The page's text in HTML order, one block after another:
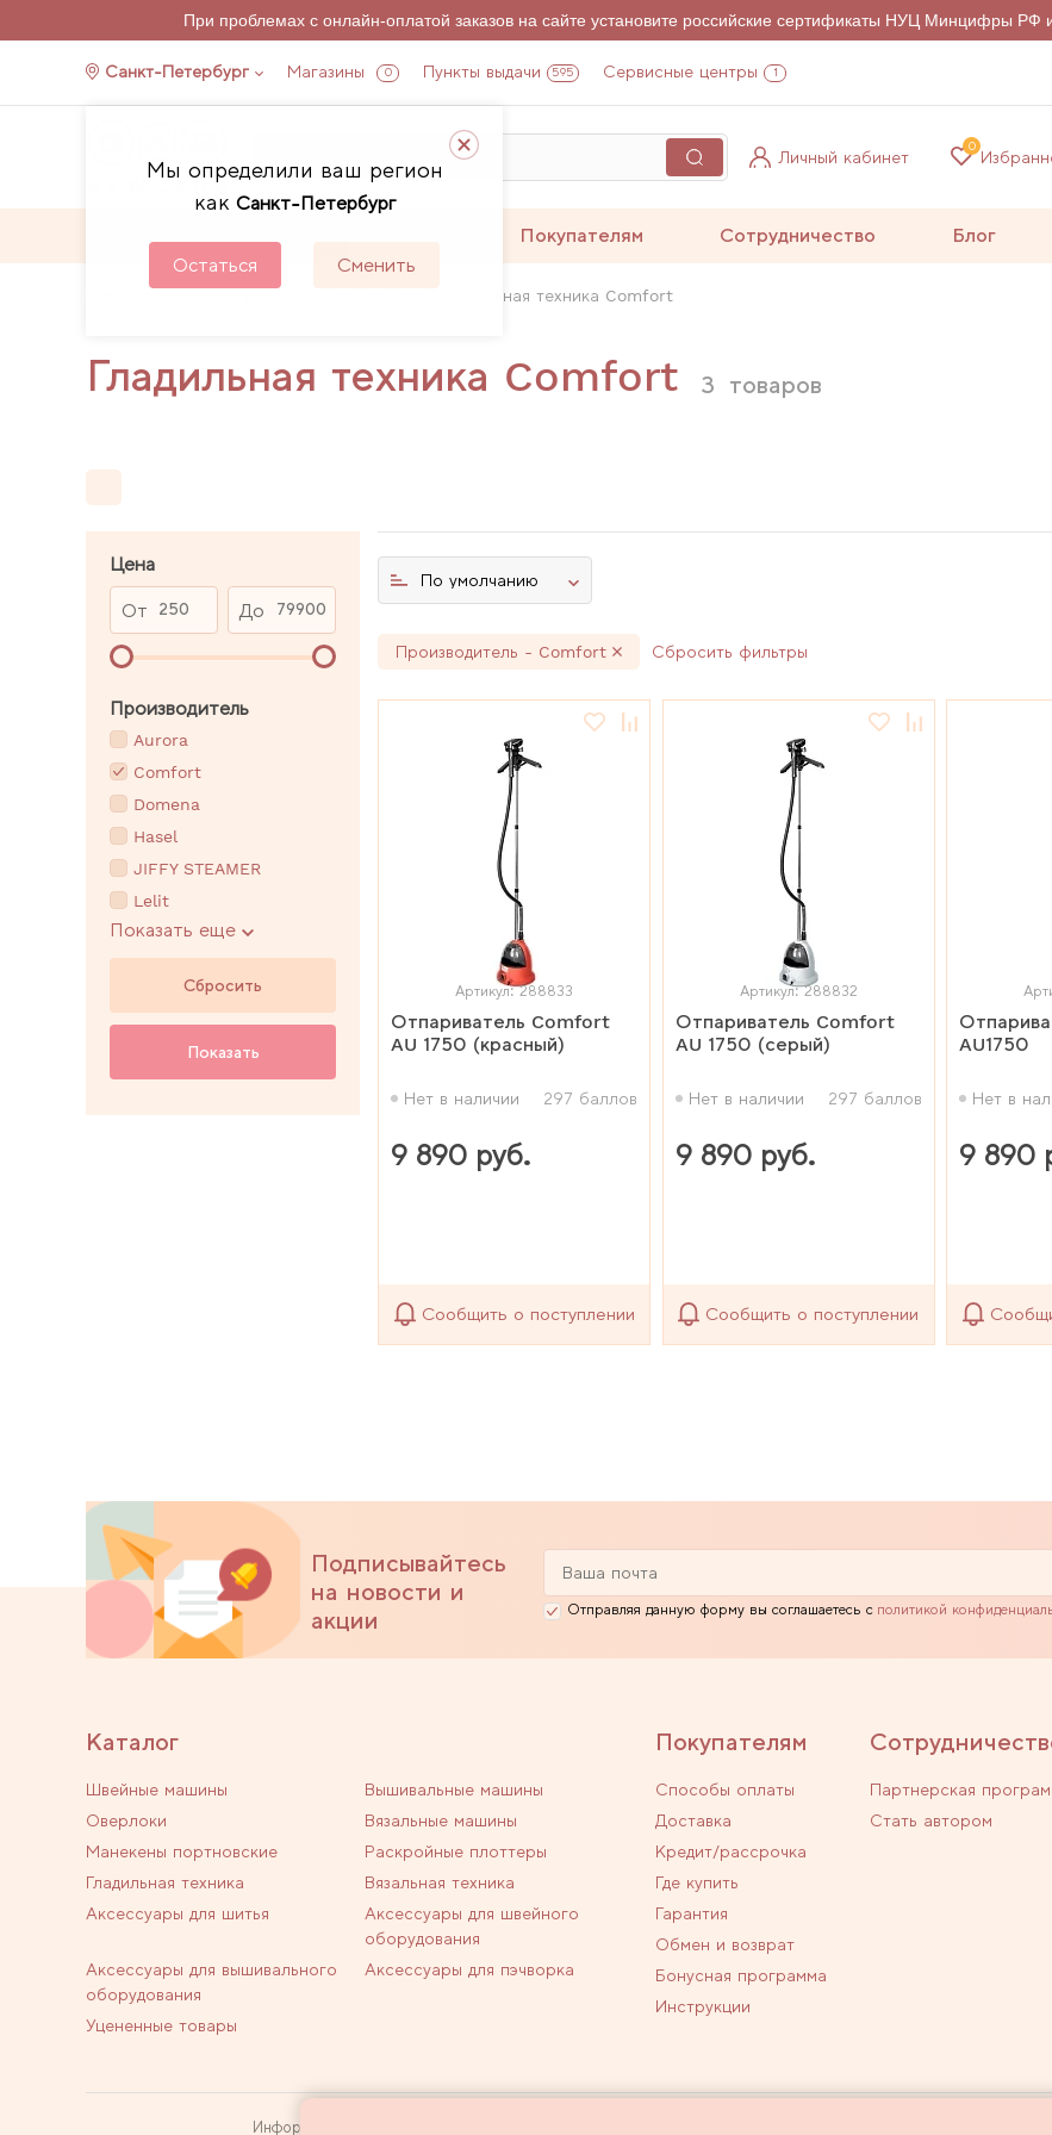
При проблемах с онлайн-оплатой заказов на сайте установите российские сертификаты НУЦ Минцифры РФ
Санкт-Петербург Магазины 0 Пункты выдачи 595 Сервисные центры 1
Мы определили ваш регион
как Санкт-Петербург
Остаться Сменить
Личный кабинет
0
Покупателям Сотрудничество Блог
Каталог Гладильная техника Гладильная техника Comfort
Гладильная техника Comfort 3 товаров
Цена
От До
Производитель
Aurora
Comfort
Domena
Hasel
JIFFY STEAMER
Lelit
MAC5
Показать еще
Сбросить
Показать
По умолчанию
Производитель - Comfort Сбросить фильтры
Артикул: 288833
Отпариватель Comfort
AU 1750 (красный)
Нет в наличии 297 баллов
9 890 руб.
Сообщить о поступлении
Артикул: 288832
Отпариватель Comfort
AU 1750 (серый)
Нет в наличии 297 баллов
9 890 руб.
Сообщить о поступлении
AU1750
Нет в
9 890
Подписывайтесь
на новости и
акции
Отправляя данную форму вы соглашаетесь с политикой
Каталог
Швейные машины
Вышивальные машины
Оверлоки
Вязальные машины
Манекены портновские
Раскройные плоттеры
Гладильная техника
Вязальная техника
Аксессуары для шитья
Аксессуары для швейного
оборудования
Аксессуары для вышивального
оборудования
Аксессуары для пэчворка
Уцененные товары
Покупателям
Способы оплаты
Доставка
Кредит/рассрочка
Где купить
Гарантия
Обмен и возврат
Бонусная программа
Инструкции
Партнерская
Стать автором
Информация на сайте не является публичной офертой. Политика